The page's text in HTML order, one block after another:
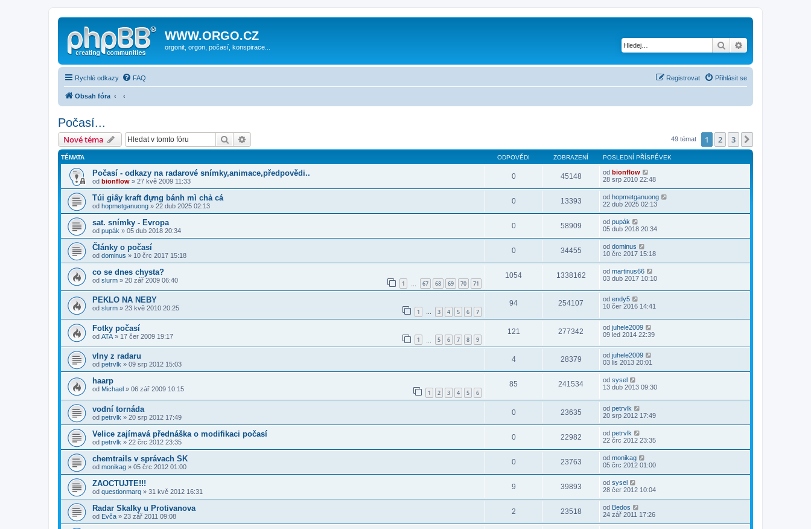
WWW.ORGO.CZ
orgonit, orgon, počasí, konspirace... Hledat
Rychlé odkazy FAQ Přihlásit se
Registrovat
Obsah fóra
Počasí...
Nové téma Hledat 49 témat 1 2 3
TÉMATA ODPOVĚDI ZOBRAZENÍ POSLEDNÍ PŘÍSPĚVEK
Počasí - odkazy na radarové snímky,animace,předpovědi..
od bionflow » 27 kvě 2009 11:33
0 45148 od bionflow
28 srp 2010 22:48
Túi giấy kraft đựng bánh mì chả cá
od hopmetganuong » 22 dub 2025 02:13
0 13393 od hopmetganuong
22 dub 2025 02:13
sat. snímky - Evropa
od pupák » 05 dub 2018 20:34
0 58909 od pupák
05 dub 2018 20:34
Články o počasí
od dominus » 10 črc 2017 15:18
0 34455 od dominus
10 črc 2017 15:18
co se dnes chysta?
od slurm » 20 zář 2009 06:40 1 67 68 69 70 71
1054 1338162 od martinus66
03 dub 2017 10:10
PEKLO NA NEBY
od slurm » 23 kvě 2010 20:25 1 … 3 4 5 6 7
94 254107 od endy5
10 čer 2016 14:41
Fotky počasí
od ATA » 17 čer 2009 19:17 1 5 6 7 8 9
121 277342 od juhele2009
09 led 2014 22:39
vlny z radaru
od petrvlk » 09 srp 2012 15:03
4 28379 od juhele2009
03 lis 2013 20:01
haarp
od Michael » 06 zář 2009 10:15 1 2 3 4 5 6
85 241534 od sysel
13 dub 2013 09:30
vodní tornáda
od petrvlk » 20 srp 2012 17:49
0 23635 od petrvlk
20 srp 2012 17:49
Velice zajímavá přednáška o modifikaci počasí
od petrvlk » 22 črc 2012 23:35
0 22982 od petrvlk
22 črc 2012 23:35
chemtrails v správach SK
od monikag » 05 črc 2012 01:00
0 23763 od monikag
05 črc 2012 01:00
ZAOCTUJTE!!!
od questionmarq » 31 kvě 2012 16:31
9 39893 od sysel
28 čer 2012 10:04
Radar Skalky u Protivanova
od Evča » 23 zář 2011 09:08
2 23518 od Bedos
24 zář 2011 17:26